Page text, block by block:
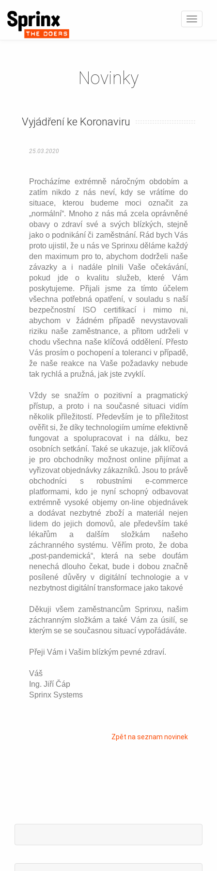
Novinky
Vyjádření ke Koronaviru
25.03.2020
Procházíme extrémně náročným obdobím a
zatím nikdo z nás neví, kdy se vrátíme do
situace, kterou budeme moci označit za
„normální“. Mnoho z nás má zcela oprávněné
obavy o zdraví své a svých blízkých, stejně
jako o podnikání či zaměstnání. Rád bych Vás
proto ujistil, že u nás ve Sprinxu děláme každý
den maximum pro to, abychom dodrželi naše
závazky a i nadále plnili Vaše očekávání,
pokud jde o kvalitu služeb, které Vám
poskytujeme. Přijali jsme za tímto účelem
všechna potřebná opatření, v souladu s naší
bezpečnostní ISO certifikací i mimo ni,
abychom v žádném případě nevystavovali
riziku naše zaměstnance, a přitom udrželi v
chodu všechna naše klíčová oddělení. Přesto
Vás prosím o pochopení a toleranci v případě,
že naše reakce na Vaše požadavky nebude
tak rychlá a pružná, jak jste zvyklí.
Vždy se snažím o pozitivní a pragmatický
přístup, a proto i na současné situaci vidím
několik příležitostí. Především je to příležitost
ověřit si, že díky technologiím umíme efektivně
fungovat a spolupracovat i na dálku, bez
osobních setkání. Také se ukazuje, jak klíčová
je pro obchodníky možnost online přijímat a
vyřizovat objednávky zákazníků. Jsou to právě
obchodníci s robustními e-commerce
platformami, kdo je nyní schopný odbavovat
extrémně vysoké objemy on-line objednávek
a dodávat nezbytné zboží a materiál nejen
lidem do jejich domovů, ale především také
lékařům a dalším složkám našeho
záchranného systému. Věřím proto, že doba
„post-pandemická“, která na sebe doufám
nenechá dlouho čekat, bude i dobou značně
posílené důvěry v digitální technologie a v
nezbytnost digitální transformace jako takové
Děkuji všem zaměstnancům Sprinxu, našim
záchranným složkám a také Vám za úsilí, se
kterým se se současnou situací vypořádáváte.
Přeji Vám i Vašim blízkým pevné zdraví.
Váš
Ing. Jiří Čáp
Sprinx Systems
Zpět na seznam novinek